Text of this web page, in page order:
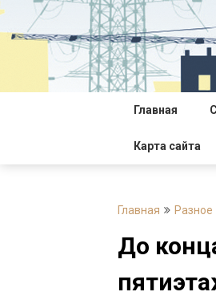
Перейти
содержимому
Главная
Карта сайта
Главная Разное
До